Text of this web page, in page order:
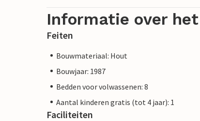
Informatie over
Feiten
Bouwmateriaal: Hout
Bouwjaar: 1987
Bedden voor volwassenen: 8
Aantal kinderen gratis (tot 4 jaar): 1
Faciliteiten